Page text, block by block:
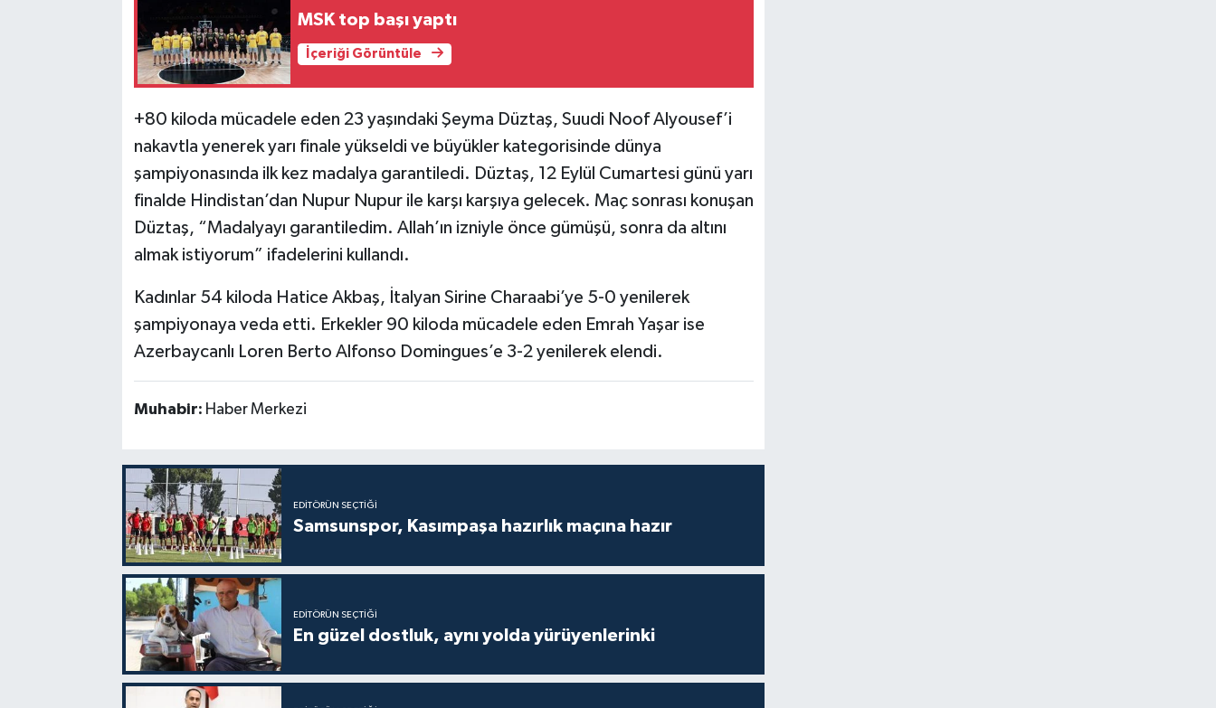
MSK top başı yaptı
İçeriği Görüntüle
+80 kiloda mücadele eden 23 yaşındaki Şeyma Düztaş, Suudi Noof Alyousef’i
nakavtla yenerek yarı finale yükseldi ve büyükler kategorisinde dünya
şampiyonasında ilk kez madalya garantiledi. Düztaş, 12 Eylül Cumartesi günü yarı
finalde Hindistan’dan Nupur Nupur ile karşı karşıya gelecek. Maç sonrası konuşan
Düztaş, “Madalyayı garantiledim. Allah’ın izniyle önce gümüşü, sonra da altını
almak istiyorum” ifadelerini kullandı.
Kadınlar 54 kiloda Hatice Akbaş, İtalyan Sirine Charaabi’ye 5-0 yenilerek
şampiyonaya veda etti. Erkekler 90 kiloda mücadele eden Emrah Yaşar ise
Azerbaycanlı Loren Berto Alfonso Domingues’e 3-2 yenilerek elendi.
Muhabir: Haber Merkezi
EDITÖRÜN SEÇTIĞI
Samsunspor, Kasımpaşa hazırlık maçına hazır
EDITÖRÜN SEÇTIĞI
En güzel dostluk, aynı yolda yürüyenlerinki